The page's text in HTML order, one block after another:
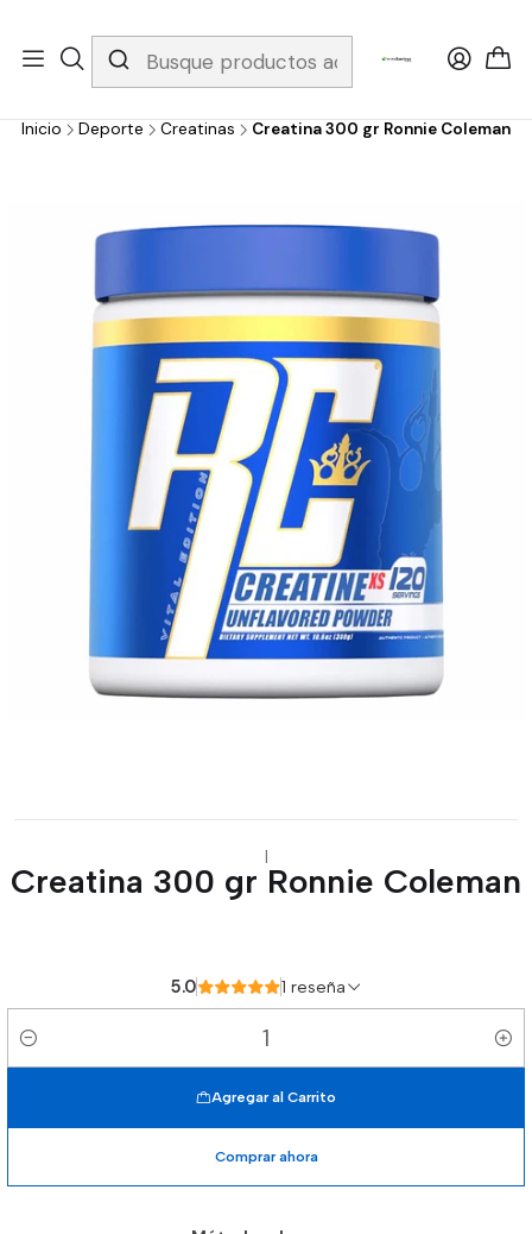
Whatsapp 3229079958/ Fijo 6019251796 / Envios a todo el país y
gratis apartir de 199.000!
Inicio Deporte Creatinas Creatina 300 gr Ronnie Coleman
|
Creatina 300 gr Ronnie Coleman
5.0 1 reseña
Cantidad
Agregar al Carrito
Comprar ahora